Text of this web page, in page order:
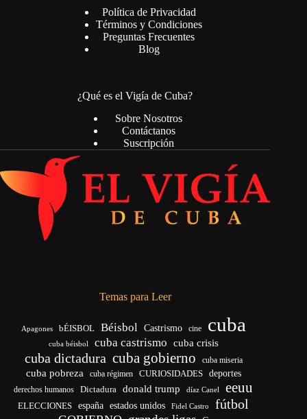
Política de Privacidad
Términos y Condiciones
Preguntas Frecuentes
Blog
¿Qué es el Vigía de Cuba?
Sobre Nosotros
Contáctanos
Suscripción
Temas para Leer
Apagones bÉISBOL Béisbol Castrismo cine cuba
cuba béisbol cuba castrismo cuba crisis
cuba dictadura cuba gobierno cuba miseria
cuba pobreza cuba régimen CURIOSIDADES deportes
derechos humanos Dictadura donald trump díaz Canel eeuu
ELECCIONES españa estados unidos Fidel Castro fútbol